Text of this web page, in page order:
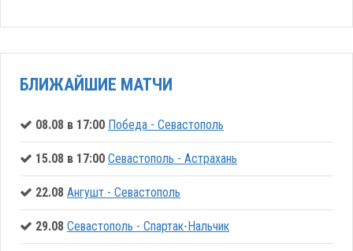
БЛИЖАЙШИЕ МАТЧИ
08.08 в 17:00 Победа - Севастополь
15.08 в 17:00 Севастополь - Астрахань
22.08 Ангушт - Севастополь
29.08 Севастополь - Спартак-Нальчик